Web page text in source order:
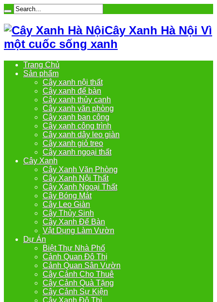
Cây Xanh Hà Nội Vì
một cuốc sống xanh
Trang Chủ
Sản phẩm
Cây xanh nội thất
Cây xanh để bàn
Cây xanh thủy canh
Cây xanh văn phòng
Cây xanh ban công
Cây xanh công trình
Cây xanh dây leo giàn
Cây xanh giỏ treo
Cây xanh ngoại thất
Cây Xanh
Cây Xanh Văn Phòng
Cây Xanh Nội Thất
Cây Xanh Ngoại Thất
Cây Bóng Mát
Cây Leo Giàn
Cây Thủy Sinh
Cây Xanh Để Bàn
Vật Dụng Làm Vườn
Dự Án
Biệt Thự Nhà Phố
Cảnh Quan Đô Thị
Cảnh Quan Sân Vườn
Cây Cảnh Cho Thuê
Cây Cảnh Quà Tặng
Cây Cảnh Sự Kiện
Cây Xanh Đô Thị